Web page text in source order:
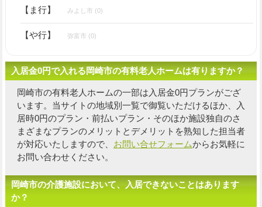
【ま行】 みよし市 (0)
【や行】 弥富市 (0)
入居金0円で入れる岡崎市の有料老人ホームは有りますか？
岡崎市の有料老人ホームの一部は入居金0円プランがござ
います。当サイトの地域別一覧で御覧いただけるほか、入
居時0円のプラン・前払いプラン・そのほか施設独自のさ
まざまなプランのメリットとデメリットを熟知した担当者
が対応いたしますので、 お問い合せフォームからお気軽に
お問い合わせください。
岡崎市の介護施設において、入居できないことはあります
か？